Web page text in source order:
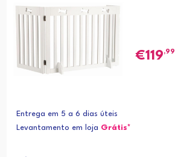
119,99
Entrega em 5 a 6 dias úteis
Levantamento em loja Grátis*